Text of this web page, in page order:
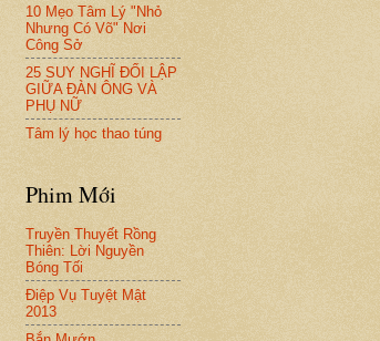
10 Mẹo Tâm Lý "Nhỏ
Nhưng Có Võ" Nơi
Công Sở
25 SUY NGHĨ ĐỐI LẬP
GIỮA ĐÀN ÔNG VÀ
PHỤ NỮ
Tâm lý học thao túng
Phim Mới
Truyền Thuyết Rồng
Thiên: Lời Nguyền
Bóng Tối
Điệp Vụ Tuyệt Mật
2013